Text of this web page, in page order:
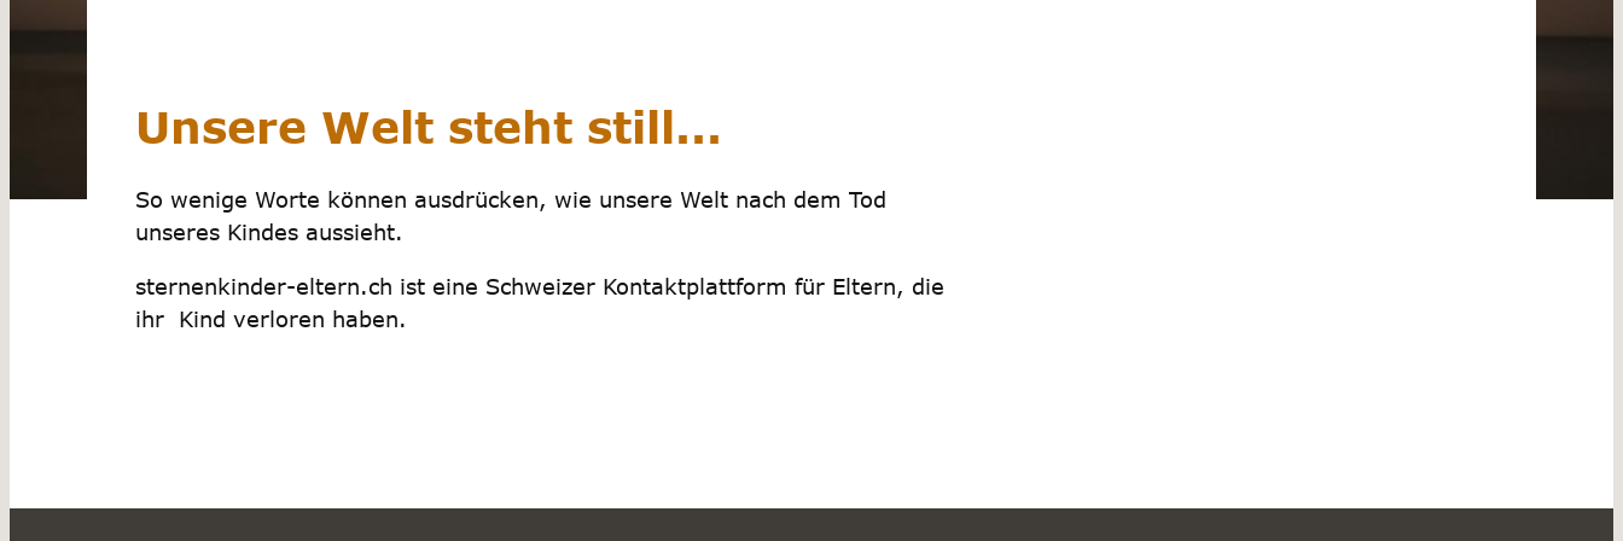
Unsere Welt steht still...
So wenige Worte können ausdrücken, wie unsere Welt nach dem Tod
unseres Kindes aussieht.
sternenkinder-eltern.ch ist eine Schweizer Kontaktplattform für Eltern, die
ihr Kind verloren haben.